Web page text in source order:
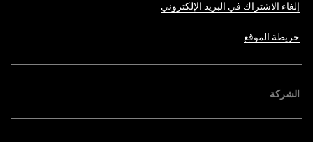
إلغاء الاشتراك في البريد الإلكتروني
خريطة الموقع
الشركة